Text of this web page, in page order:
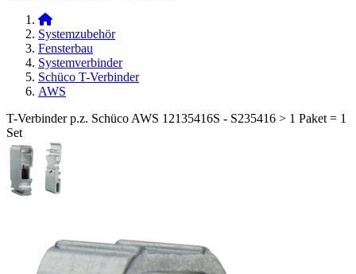
Systemzubehör
Fensterbau
Systemverbinder
Schüco T-Verbinder
AWS
T-Verbinder p.z. Schüco AWS 12135416S - S235416 > 1 Paket = 1
Set